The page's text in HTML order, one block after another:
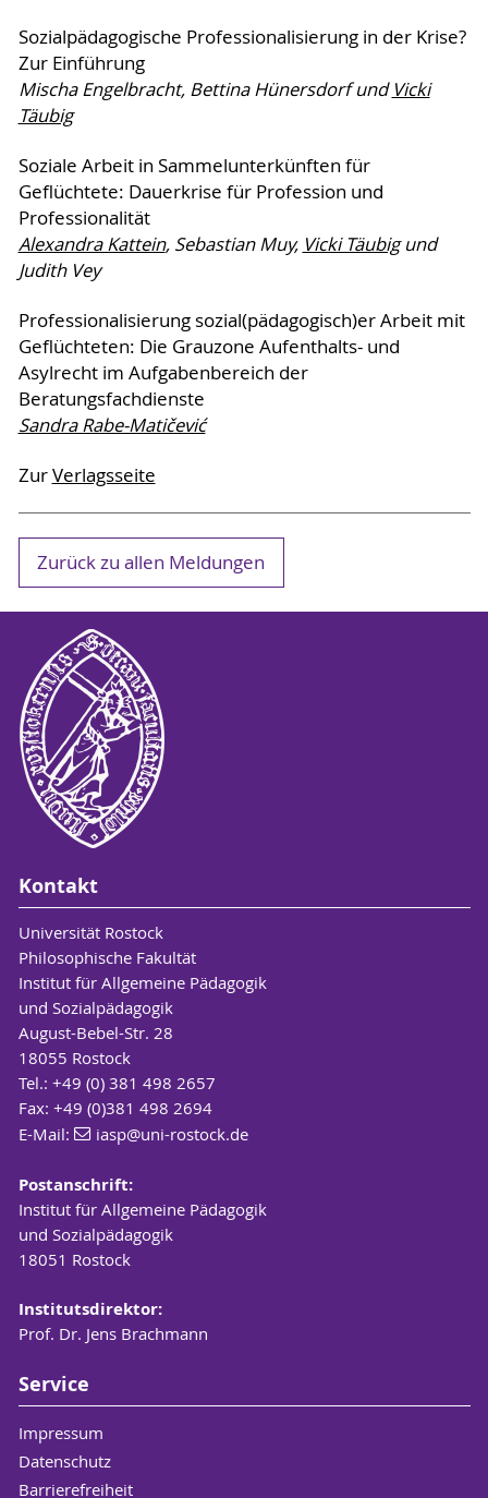
Sozialpädagogische Professionalisierung in der Krise?
Zur Einführung
Mischa Engelbracht, Bettina Hünersdorf und Vicki
Täubig
Soziale Arbeit in Sammelunterkünften für
Geflüchtete: Dauerkrise für Profession und
Professionalität
Alexandra Kattein, Sebastian Muy, Vicki Täubigund
Judith Vey
Professionalisierung sozial(pädagogisch)er Arbeit mit
Geflüchteten: Die Grauzone Aufenthalts- und
Asylrecht im Aufgabenbereich der
Beratungsfachdienste
Sandra Rabe-Matičević
ZurVerlagsseite
Zurück zu allen Meldungen
Kontakt
Universität Rostock
Philosophische Fakultät
Institut für Allgemeine Pädagogik
und Sozialpädagogik
August-Bebel-Str. 28
18055 Rostock
Tel.: +49 (0) 381 498 2657
Fax: +49 (0)381 498 2694
E-Mail:
iasp@uni-rostock.de
Postanschrift:
Institut für Allgemeine Pädagogik
und Sozialpädagogik
18051 Rostock
Institutsdirektor:
Prof. Dr. Jens Brachmann
Service
Impressum
Datenschutz
Barrierefreiheit